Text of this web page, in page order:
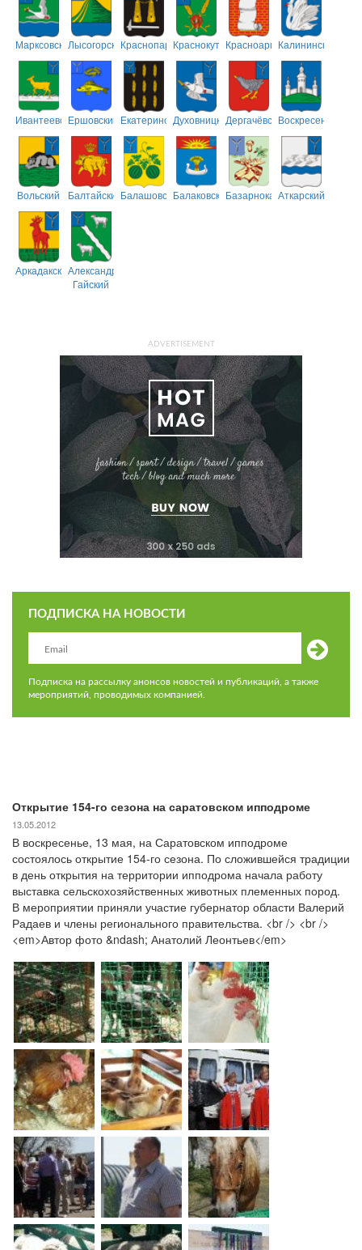
МарксовскийЛысогорскийКраснопартизанский
КраснокутскийКрасноармейский
Калининский
ИвантеевскийЕршовский ЕкатериновскийДуховницкийДергачёвскийВоскресенский
Вольский БалтайскийБалашовскийБалаковскийБазарнокарабулакский
Аткарский
АркадакскийАлександрово-
Гайский
ADVERTISEMENT
ПОДПИСКА НА НОВОСТИ
Подписка на рассылку анонсов новостей и публикаций, а также
мероприятий, проводимых компанией.
Открытие 154-го сезона на саратовском ипподроме
13.05.2012
В воскресенье, 13 мая, на Саратовском ипподроме
состоялось открытие 154-го сезона. По сложившейся традиции
в день открытия на территории ипподрома начала работу
выставка сельскохозяйственных животных племенных пород.
В мероприятии приняли участие губернатор области Валерий
Радаев и члены регионального правительства. <br /> <br />
<em>Автор фото &ndash; Анатолий Леонтьев</em>